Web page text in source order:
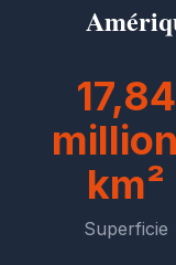
17,84
km²
Superficie